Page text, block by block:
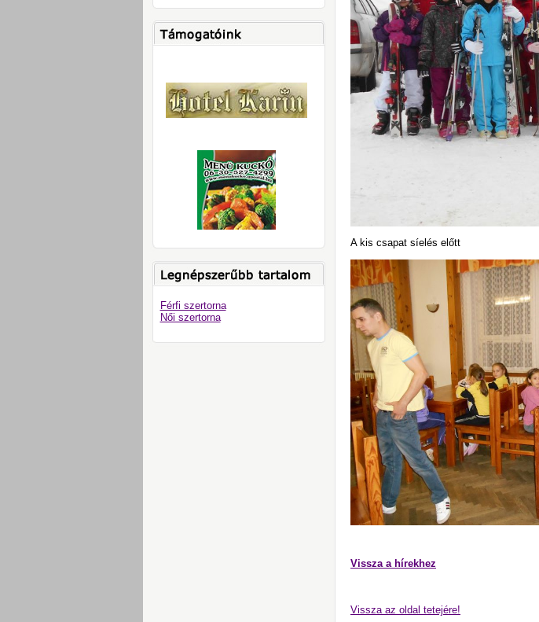
Férfi szertorna
Női szertorna
A kis csapat síelés előtt
Vissza a hírekhez
Vissza az oldal tetejére!